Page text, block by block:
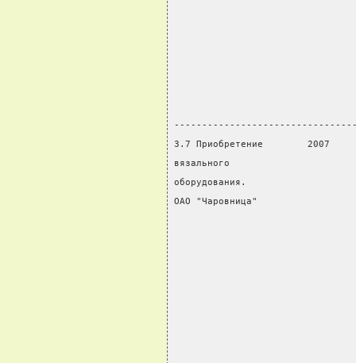
3.7 Приобретение
вязального
оборудования.
ОАО "Чаровница"